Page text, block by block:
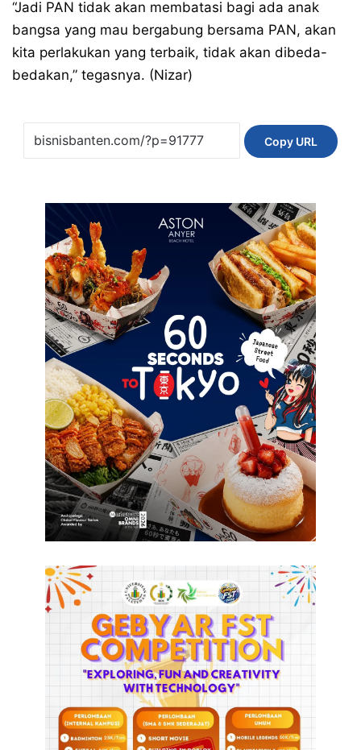
“Jadi PAN tidak akan membatasi bagi ada anak
bangsa yang mau bergabung bersama PAN, akan
kita perlakukan yang terbaik, tidak akan dibeda-
bedakan,” tegasnya. (Nizar)
Copy URL